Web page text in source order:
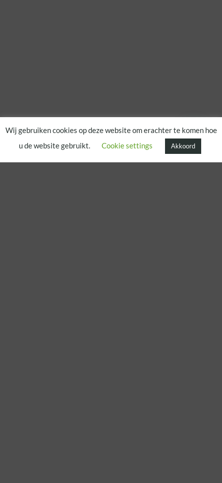
Wij gebruiken cookies op deze website om erachter te komen hoe
u de website gebruikt.
Cookie settings Akkoord